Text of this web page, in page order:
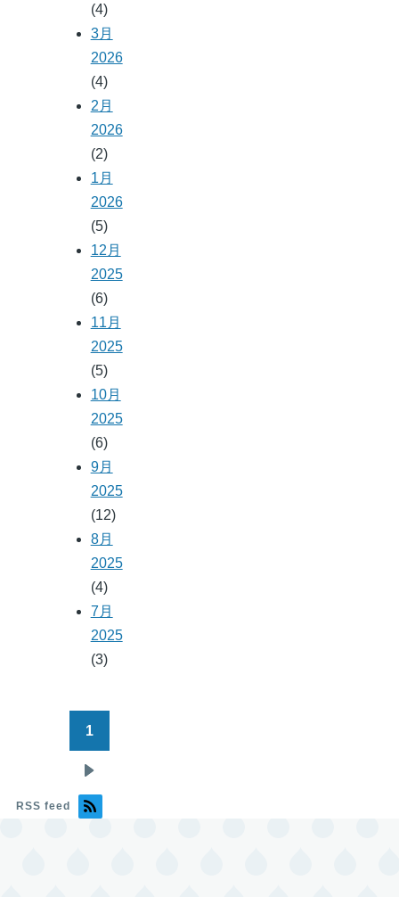
(4)
3月
2026
(4)
2月
2026
(2)
1月
2026
(5)
12月
2025
(6)
11月
2025
(5)
10月
2025
(6)
9月
2025
(12)
8月
2025
(4)
7月
2025
(3)
ー
送
1
ペ
RSS feed